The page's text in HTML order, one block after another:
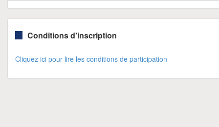
Conditions d'inscription
Cliquez ici pour lire les conditions de participation